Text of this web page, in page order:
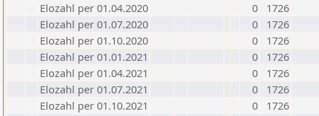
Elozahl per 01.04.2020
0
1726
Elozahl per 01.07.2020
0
1726
Elozahl per 01.10.2020
0
1726
Elozahl per 01.01.2021
0
1726
Elozahl per 01.04.2021
0
1726
Elozahl per 01.07.2021
0
1726
Elozahl per 01.10.2021
0
1726